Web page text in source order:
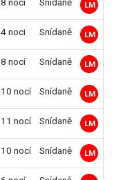
8 nocí Snídaně LM
4 noci Snídaně LM
8 nocí Snídaně LM
10 nocí Snídaně LM
11 nocí Snídaně LM
10 nocí Snídaně LM